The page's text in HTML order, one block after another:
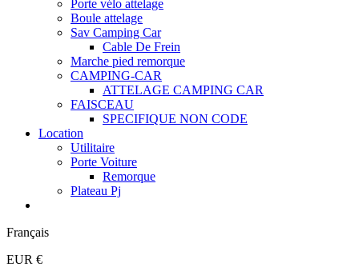
Porte vélo attelage
Boule attelage
Sav Camping Car
Cable De Frein
Marche pied remorque
CAMPING-CAR
ATTELAGE CAMPING CAR
FAISCEAU
SPECIFIQUE NON CODE
Location
Utilitaire
Porte Voiture
Remorque
Plateau Pj
Français
EUR €